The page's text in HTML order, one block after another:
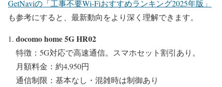
GetNaviの「工事不要Wi-Fiおすすめランキング2025年版」
も参考にすると、最新動向をより深く理解できます。
docomo home 5G HR02
特徴：5G対応で高速通信。スマホセット割引あり。
月額料金：約4,950円
通信制限：基本なし・混雑時は制御あり